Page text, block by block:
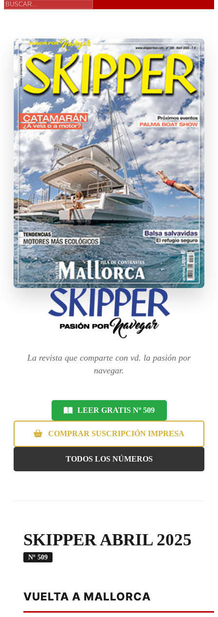
La revista que comparte con vd. la pasión por
navegar.
LEER GRATIS Nº 509
COMPRAR SUSCRIPCIÓN IMPRESA
TODOS LOS NÚMEROS
SKIPPER ABRIL 2025
Nº 509
VUELTA A MALLORCA